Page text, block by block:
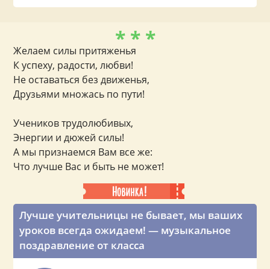
Лучше учительницы не бывает, мы ваших
уроков всегда ожидаем! — музыкальное
поздравление от класса
* * *
Желаем силы притяженья
К успеху, радости, любви!
Не оставаться без движенья,
Друзьями множась по пути!
Учеников трудолюбивых,
Энергии и дюжей силы!
А мы признаемся Вам все же:
Что лучше Вас и быть не может!